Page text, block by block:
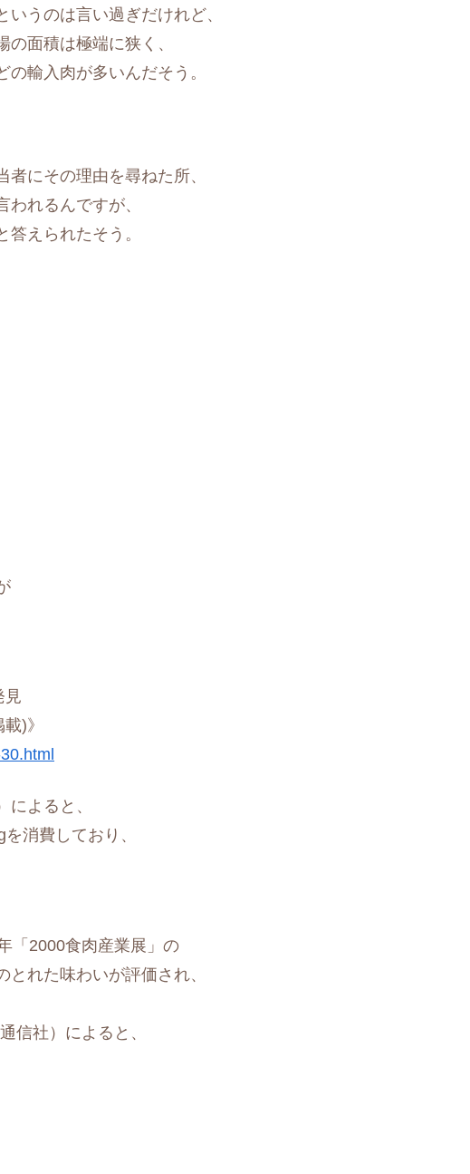
うのは言い過ぎだけれど、
面積は極端に狭く、
輸入肉が多いんだそう。
にその理由を尋ねた所、
われるんですが、
えられたそう。
見
)》
よると、
消費しており、
「2000食肉産業展」の
れた味わいが評価され、
信社）によると、